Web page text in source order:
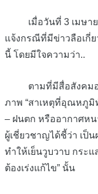
เมื่อวันที่ 3 เมษายน
แจ้งกรณีที่มีข่าวลือเกี่
นี้ โดยมีใจความว่า..
ตามที่มีสื่อสังคมออ
ภาพ “สาเหตุที่อุณหภูมิ
– ฝนตก หรืออากาศหน
ผู้เชี่ยวชาญได้ชี้ว่า เป็น
ทำให้เย็นวูบวาบ กระ
ต้องเร่งแก้ไข” นั้น